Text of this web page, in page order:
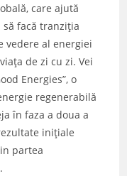
care ajută
facă tranziția
vedere al energiei
de zi cu zi. Vei
Energies”, o
regenerabilă
în faza a doua a
inițiale
partea